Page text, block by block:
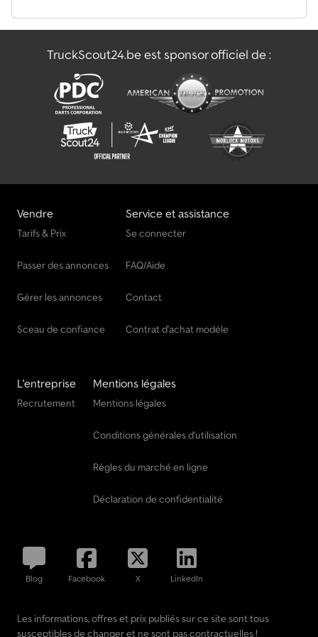
Véhicule De Chargement
Véhicule De Manœuvre
TruckScout24.be est sponsor officiel de :
Vendre
Tarifs & Prix
Passer des annonces
Gérer les annonces
Sceau de confiance
Service et assistance
Se connecter
FAQ/Aide
Contact
Contrat d'achat modèle
L'entreprise
Recrutement
Mentions légales
Mentions légales
Conditions générales d'utilisation
Règles du marché en ligne
Déclaration de confidentialité
Blog Facebook X LinkedIn
Les informations, offres et prix publiés sur ce site sont tous
susceptibles de changer et ne sont pas contractuelles !